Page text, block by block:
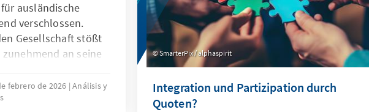
ausländische
verschlossen.
Gesellschaft stößt
an seine
Zeit erfordern
könnte mit
febrero de 2026 Análisis y
SmarterPix / alphaspirit
Integration und Partizipation durch
Quoten?